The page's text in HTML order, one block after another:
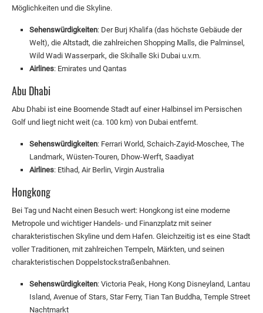
Möglichkeiten und die Skyline.
Sehenswürdigkeiten: Der Burj Khalifa (das höchste Gebäude der
Welt), die Altstadt, die zahlreichen Shopping Malls, die Palminsel,
Wild Wadi Wasserpark, die Skihalle Ski Dubai u.v.m.
Airlines: Emirates und Qantas
Abu Dhabi
Abu Dhabi ist eine Boomende Stadt auf einer Halbinsel im Persischen
Golf und liegt nicht weit (ca. 100 km) von Dubai entfernt.
Sehenswürdigkeiten: Ferrari World, Schaich-Zayid-Moschee, The
Landmark, Wüsten-Touren, Dhow-Werft, Saadiyat
Airlines: Etihad, Air Berlin, Virgin Australia
Hongkong
Bei Tag und Nacht einen Besuch wert: Hongkong ist eine moderne
Metropole und wichtiger Handels- und Finanzplatz mit seiner
charakteristischen Skyline und dem Hafen. Gleichzeitig ist es eine Stadt
voller Traditionen, mit zahlreichen Tempeln, Märkten, und seinen
charakteristischen Doppelstockstraßenbahnen.
Sehenswürdigkeiten: Victoria Peak, Hong Kong Disneyland, Lantau
Island, Avenue of Stars, Star Ferry, Tian Tan Buddha, Temple Street
Nachtmarkt